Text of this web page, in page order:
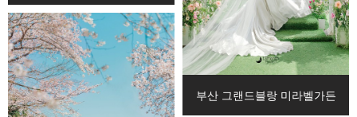
부산 그랜드블랑 미라벨가든